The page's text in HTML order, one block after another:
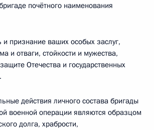
почётного наименования
и признание ваших особых заслуг,
и отваги, стойкости и мужества,
Отечества и государственных
действия личного состава бригады
военной операции являются образцом
долга, храбрости,